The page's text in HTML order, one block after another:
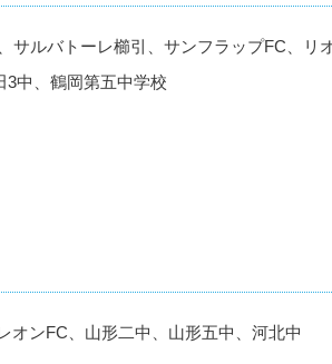
サルバトーレ櫛引、サンフラップFC、リ
3中、鶴岡第五中学校
オンFC、山形二中、山形五中、河北中